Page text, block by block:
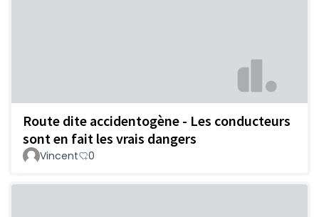
Route dite accidentogène - Les conducteurs
sont en fait les vrais dangers
Vincent 0